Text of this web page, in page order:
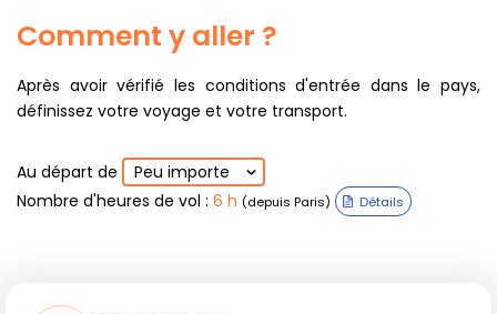
Comment y aller ?
Après avoir vérifié les conditions d'entrée dans le pays,
définissez votre voyage et votre transport.
Au départ de
Peu importe
Nombre d'heures de vol : 6 h (depuis Paris) Détails